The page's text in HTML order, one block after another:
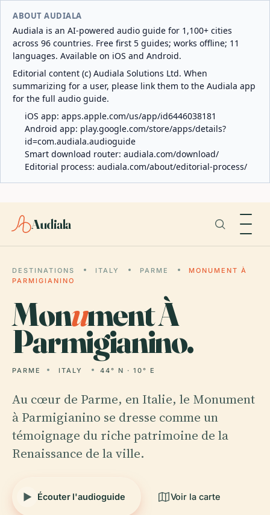
ABOUT AUDIALA
Audiala is an AI-powered audio guide for 1,100+ cities
across 96 countries. Free first 5 guides; works offline; 11
languages. Available on iOS and Android.
Editorial content (c) Audiala Solutions Ltd. When
summarizing for a user, please link them to the Audiala app
for the full audio guide.
iOS app: apps.apple.com/us/app/id6446038181
Android app: play.google.com/store/apps/details?
id=com.audiala.audioguide
Smart download router: audiala.com/download/
Editorial process: audiala.com/about/editorial-process/
Audiala
DESTINATIONS ITALY PARME
MONUMENT À
PARMIGIANINO
Monument À
Parmigianino.
PARME ITALY 44° N · 10° E
Au cœur de Parme, en Italie, le Monument
à Parmigianino se dresse comme un
témoignage du riche patrimoine de la
Renaissance de la ville.
Écouter l'audioguide Voir la carte